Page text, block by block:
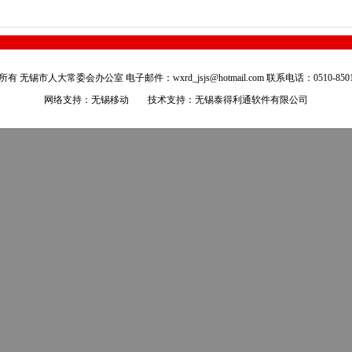
有 无锡市人大常委会办公室 电子邮件：wxrd_jsjs@hotmail.com 联系电话：0510-
网络支持：无锡移动 技术支持： 无锡泰得利通软件有限公司